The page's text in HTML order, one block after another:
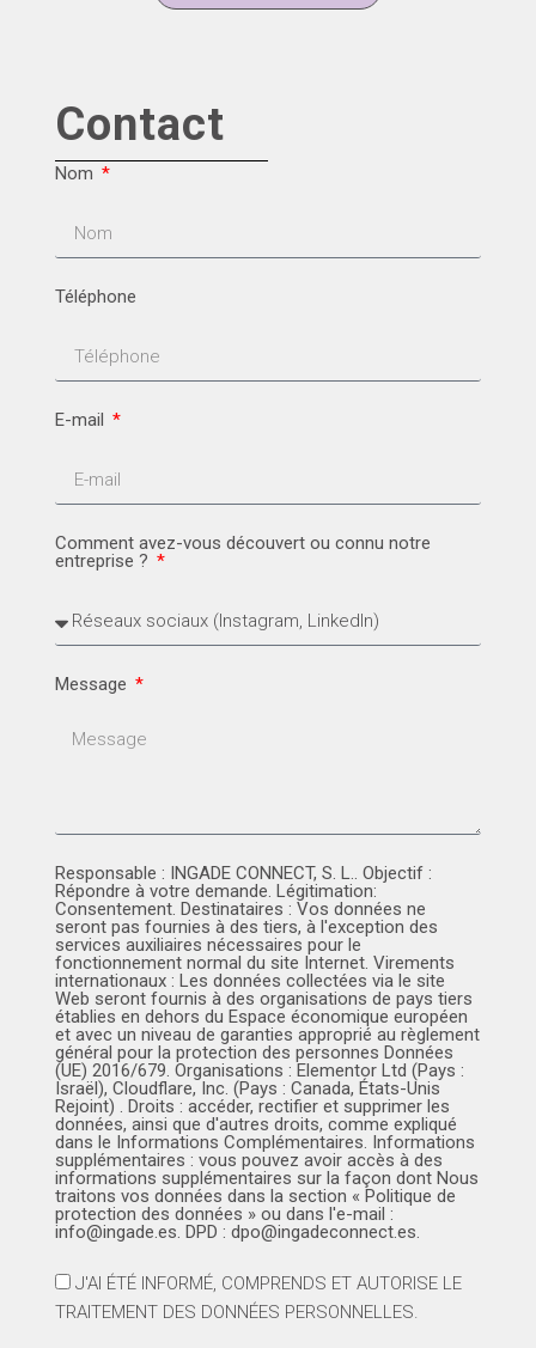
Contact
Nom
Téléphone
E-mail
Comment avez-vous découvert ou connu notre
entreprise ?
Message
Responsable : INGADE CONNECT, S. L.. Objectif :
Répondre à votre demande. Légitimation:
Consentement. Destinataires : Vos données ne
seront pas fournies à des tiers, à l'exception des
services auxiliaires nécessaires pour le
fonctionnement normal du site Internet. Virements
internationaux : Les données collectées via le site
Web seront fournis à des organisations de pays tiers
établies en dehors du Espace économique européen
et avec un niveau de garanties approprié au règlement
général pour la protection des personnes Données
(UE) 2016/679. Organisations : Elementor Ltd (Pays :
Israël), Cloudflare, Inc. (Pays : Canada, États-Unis
Rejoint) . Droits : accéder, rectifier et supprimer les
données, ainsi que d'autres droits, comme expliqué
dans le Informations Complémentaires. Informations
supplémentaires : vous pouvez avoir accès à des
informations supplémentaires sur la façon dont Nous
traitons vos données dans la section « Politique de
protection des données » ou dans l'e-mail :
info@ingade.es. DPD : dpo@ingadeconnect.es.
J'AI ÉTÉ INFORMÉ, COMPRENDS ET AUTORISE LE
TRAITEMENT DES DONNÉES PERSONNELLES.